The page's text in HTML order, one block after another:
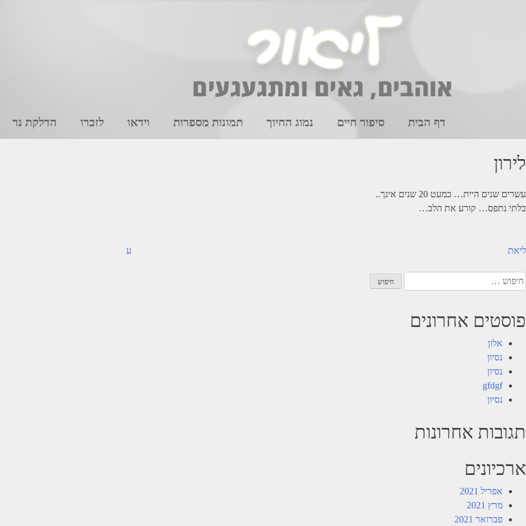
דף הבית סיפור חיים נמוג החיוך תמונות מספרות וידאו לזכרו הדלקת נר
לירון
עשרים שנים היית… כמעט 20 שנים אינך..
בלתי נתפס… קורע את הלב…
ניווט ע ליאת
חיפוש:
פוסטים אחרונים
אלון
נסיון
נסיון
gfdgf
נסיון
תגובות אחרונות
ארכיונים
אפריל 2021
מרץ 2021
פברואר 2021